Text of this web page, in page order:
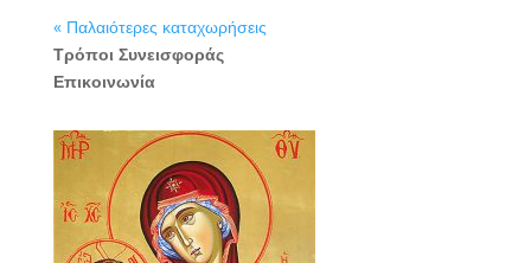
« Παλαιότερες καταχωρήσεις
Τρόποι Συνεισφοράς
Επικοινωνία